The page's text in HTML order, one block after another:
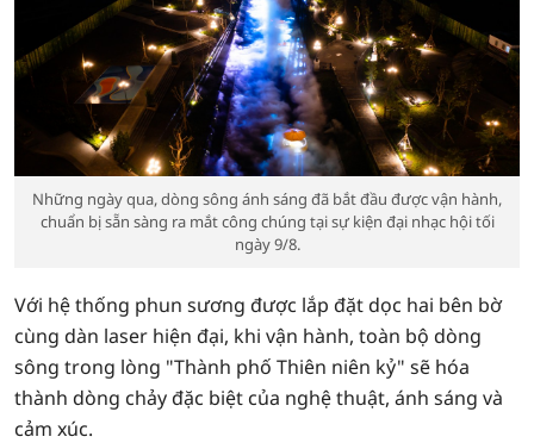
Những ngày qua, dòng sông ánh sáng đã bắt đầu được vận hành,
chuẩn bị sẵn sàng ra mắt công chúng tại sự kiện đại nhạc hội tối
ngày 9/8.
Với hệ thống phun sương được lắp đặt dọc hai bên bờ
cùng dàn laser hiện đại, khi vận hành, toàn bộ dòng
sông trong lòng "Thành phố Thiên niên kỷ" sẽ hóa
thành dòng chảy đặc biệt của nghệ thuật, ánh sáng và
cảm xúc.